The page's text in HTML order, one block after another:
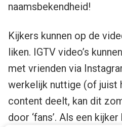
naamsbekendheid!
Kijkers kunnen op de
liken. IGTV video’s
met vrienden via
werkelijk nuttige (of juist
content deelt, kan dit
door ‘fans’. Als een